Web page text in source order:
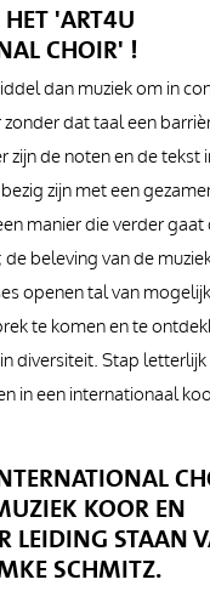
'ART4U
CHOIR' !
dan muziek om in
dat taal een
zijn de noten en de tekst
zijn met een
manier die verder gaat
beleving van de
openen tal van
te komen en te
diversiteit. Stap
in een internationaal
KOOR EN
LEIDING STAAN
SCHMITZ.